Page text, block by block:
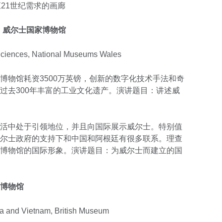
世纪需求的画廊
威尔士国家博物馆
National Museums Wales
物馆耗资3500万英镑，创新的数字化技术手法和奇
去300年丰富的工业文化遗产。演讲题目：讲述威
中处于引领地位，并且向国际展示威尔士。特别值
士政府的支持下和中国和阿根廷有很多联系。理查
物馆的国际形象。演讲题目：为威尔士而建立的国
物馆
and Vietnam, British Museum